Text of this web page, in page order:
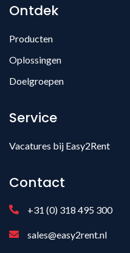
Ontdek
Producten
Oplossingen
Doelgroepen
Service
Vacatures bij Easy2Rent
Contact
+31 (0) 318 495 300
sales@easy2rent.nl